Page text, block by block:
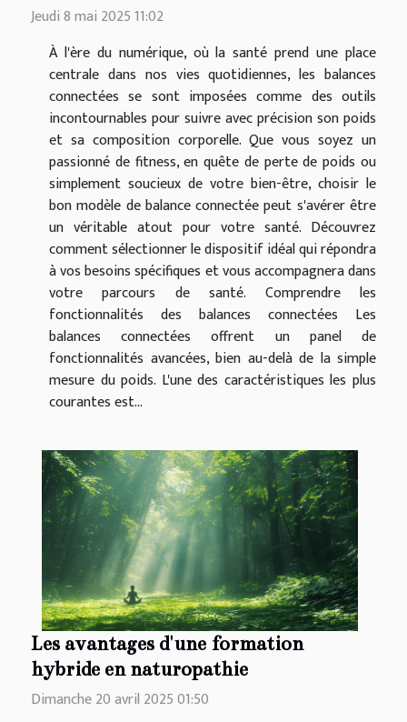
Jeudi 8 mai 2025 11:02
À l'ère du numérique, où la santé prend une place
centrale dans nos vies quotidiennes, les balances
connectées se sont imposées comme des outils
incontournables pour suivre avec précision son poids
et sa composition corporelle. Que vous soyez un
passionné de fitness, en quête de perte de poids ou
simplement soucieux de votre bien-être, choisir le
bon modèle de balance connectée peut s'avérer être
un véritable atout pour votre santé. Découvrez
comment sélectionner le dispositif idéal qui répondra
à vos besoins spécifiques et vous accompagnera dans
votre parcours de santé. Comprendre les
fonctionnalités des balances connectées Les
balances connectées offrent un panel de
fonctionnalités avancées, bien au-delà de la simple
mesure du poids. L'une des caractéristiques les plus
courantes est...
Les avantages d'une formation
hybride en naturopathie
Dimanche 20 avril 2025 01:50